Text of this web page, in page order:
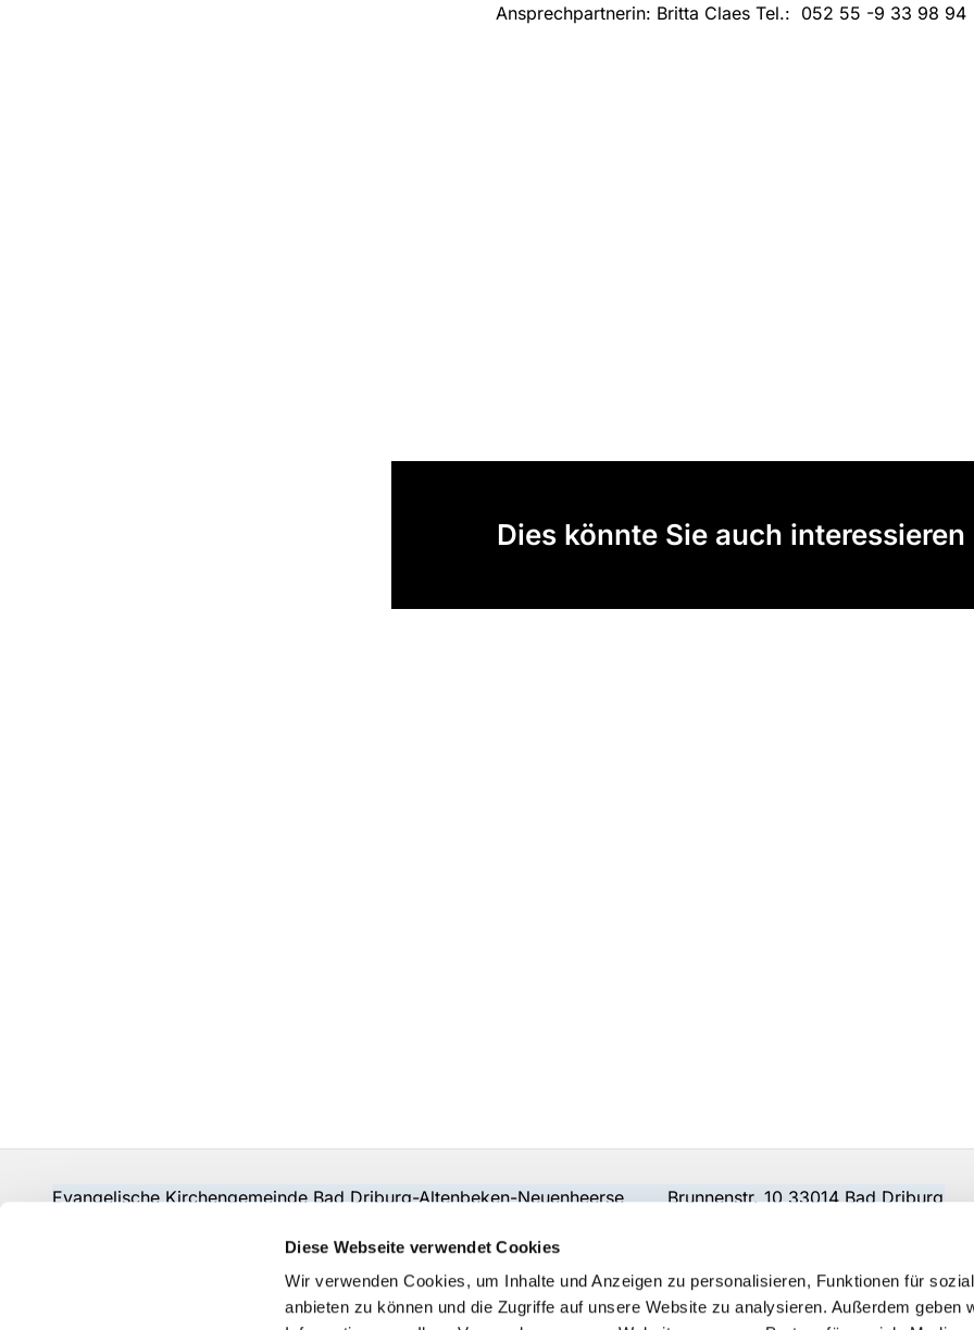
Diese Webseite verwendet Cookies
Wir verwenden Cookies, um Inhalte und Anzeigen zu personalisieren, Funktionen für
anbieten zu können und die Zugriffe auf unsere Website zu analysieren. Außerdem geben
Ansprechpartnerin: Britta Claes Tel.: 052 55 -9 33 98 94
Dies könnte Sie auch interessieren
Evangelische Kirchengemeinde Bad Driburg-Altenbeken-Neuenheerse Brunnenstr. 10 33014 Bad Driburg